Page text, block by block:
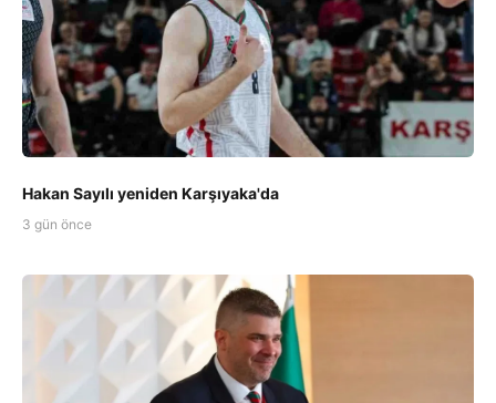
Hakan Sayılı yeniden Karşıyaka'da
3 gün önce